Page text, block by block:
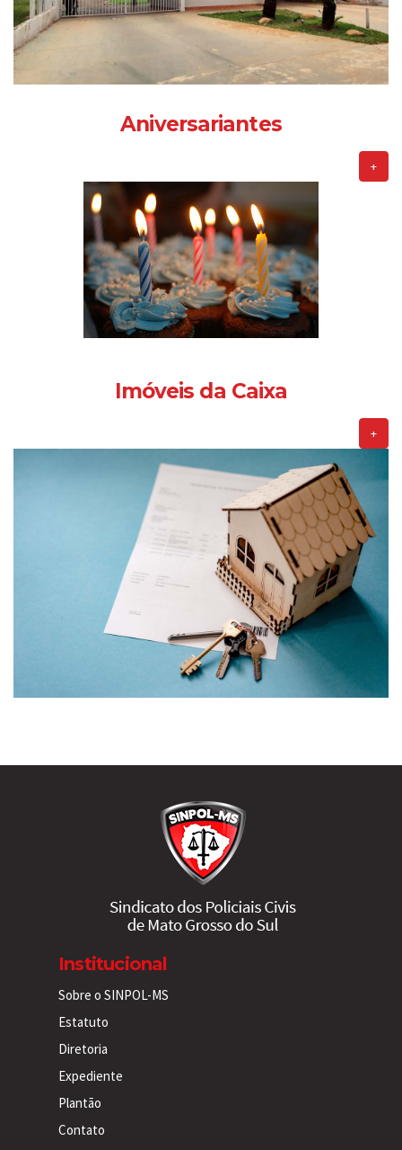
Aniversariantes
+
Imóveis da Caixa
+
Institucional
Sobre o SINPOL-MS
Estatuto
Diretoria
Expediente
Plantão
Contato